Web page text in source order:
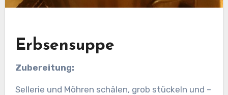
Erbsensuppe
Zubereitung:
Sellerie und Möhren schälen, grob stückeln und –